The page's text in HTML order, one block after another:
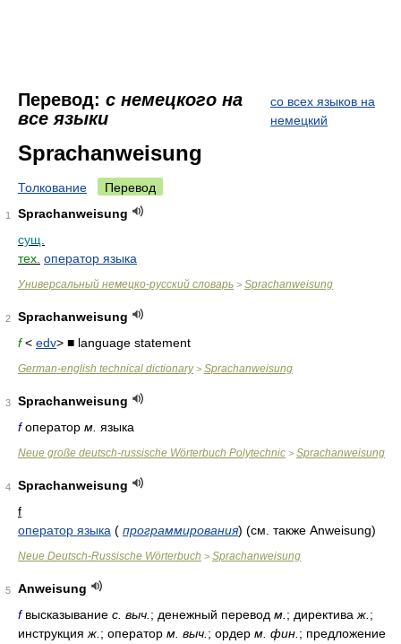
Перевод: с немецкого на
все языки
со всех языков на
немецкий
Sprachanweisung
Толкование Перевод
1
Sprachanweisung
сущ.
тех. оператор языка
Универсальный немецко-русский словарь > Sprachanweisung
2
Sprachanweisung
f< edv> ■ language statement
German-english technical dictionary> Sprachanweisung
3
Sprachanweisung
fоператор м. языка
Neue große deutsch-russische Wörterbuch Polytechnic > Sprachanweisung
4
Sprachanweisung
f
оператор языка ( программирования) (см. также Anweisung)
Neue Deutsch-Russische Wörterbuch > Sprachanweisung
5
Anweisung
fвысказывание с. выч. ; денежный перевод м. ; директива ж. ;
инструкция ж. ; оператор м. выч. ; ордер м. фин. ; предложение